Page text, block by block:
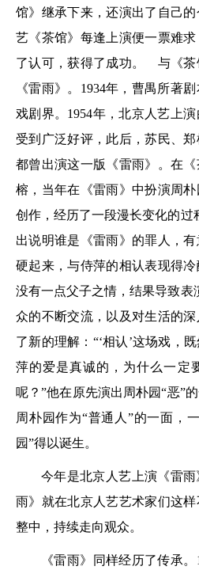
馆》继承下来，还演出了自己
艺《茶馆》每逢上演便一票难
了认可，获得了成功。
与《茶
《雷雨》。1934年，曹禺所著
戏剧界。1954年，北京人艺上
受到广泛好评，此后，苏民、
都曾出演这一版《雷雨》。在
榕，当年在《雷雨》中扮演周
创作，经历了一段漫长变化的过
出说明谁是《雷雨》的罪人，
硬起来，与侍萍的相认表现得
没有一点父子之情，结果导致表
众的不断交流，以及对生活的
了新的理解：“‘相认’这场戏，
萍的爱是真诚的，为什么一定
呢？”他在原先演出周朴园“恶”
周朴园作为“普通人”的一面，
园”得以诞生。
今年是北京人艺上演《雷
雨》就在北京人艺艺术家们这
整中，持续走向观众。
《雷雨》同样经历了传承